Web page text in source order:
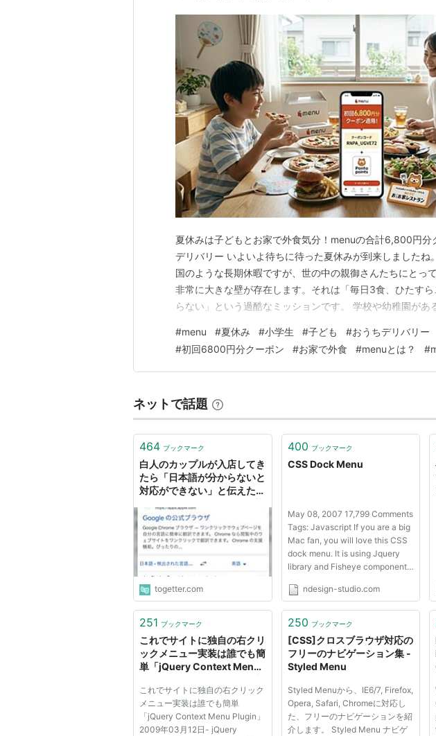
夏休みは子どもとお家で外食気分！menuの合計6,800円分
デリバリー いよいよ待ちに待った夏休みが到来しましたね
国のような長期休暇ですが、世の中の親御さんたちにとっ
非常に大きな壁が存在します。それは「毎日3食、ひたす
らない」という過酷なミッションです。 学校や幼稚園があ
ません。朝ご飯の片付けが終わって一息ついたと思ったら
に？」と聞かれ、お昼の洗い物を済ませたと思ったら…
#menu #夏休み #小学生 #子ども #おうちデリバリー
#初回6800円分クーポン #お家で外食 #menuとは？ #
ネットで話題
464 ブックマーク
白人のカップルが入店してき
たら「日本語が分からないと
対応ができない」と伝えた。
語で聞いて来たから「ない」
と答えた
togetter.com
400 ブックマーク
CSS Dock Menu
May 08, 2007 17,799 Comments
Tags: Javascript If you are a big
Mac fan, you will love this CSS
dock menu. It is using Jquery
library and Fisheye component
icons. It comes with two dock
CSS dock menu is perfect to
add on to my iTheme. He...
ndesign-studio.com
251 ブックマーク
これでサイトに独自の右クリ
ックメニュー実装は誰でも簡
単「jQuery Context Menu
これでサイトに独自の右クリック
メニュー実装は誰でも簡単
「jQuery Context Menu Plugin」
2009年03月12日- jQuery
250 ブックマーク
[CSS]クロスブラウザ対応の
フリーのナビゲーション集 -
Styled Menu
Styled Menuから、IE6/7, Firefox,
Opera, Safari, Chromeに対応し
た、フリーのナビゲーションを紹
介します。 Styled Menu ナビゲ